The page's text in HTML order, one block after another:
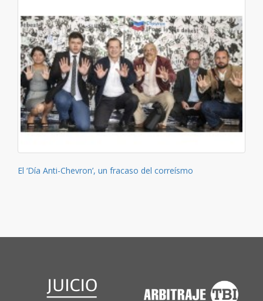
El ‘Día Anti-Chevron’, un fracaso del correísmo